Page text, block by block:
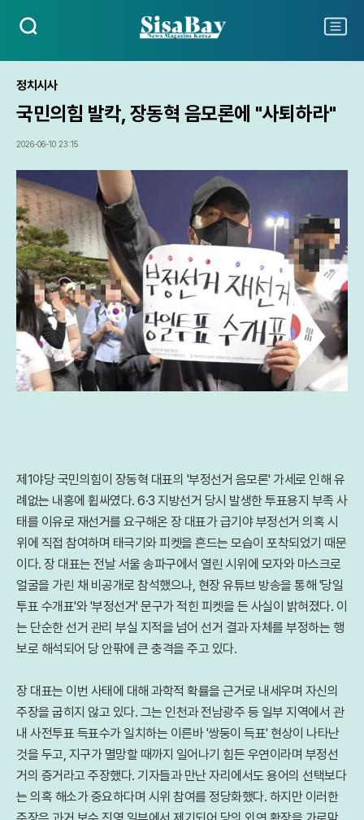
검
주
서
메
기
정치시사
국민의힘 발칵, 장동혁 음모론에 "사퇴하라"
2026-06-10 23:15
제1야당 국민의힘이 장동혁 대표의 '부정선거 음모론' 가세로 인해 유
례없는 내홍에 휩싸였다. 6·3 지방선거 당시 발생한 투표용지 부족 사
태를 이유로 재선거를 요구해온 장 대표가 급기야 부정선거 의혹 시
위에 직접 참여하며 태극기와 피켓을 흔드는 모습이 포착되었기 때문
이다. 장 대표는 전날 서울 송파구에서 열린 시위에 모자와 마스크로
얼굴을 가린 채 비공개로 참석했으나, 현장 유튜브 방송을 통해 '당일
투표 수개표'와 '부정선거' 문구가 적힌 피켓을 든 사실이 밝혀졌다. 이
는 단순한 선거 관리 부실 지적을 넘어 선거 결과 자체를 부정하는 행
보로 해석되어 당 안팎에 큰 충격을 주고 있다.
장 대표는 이번 사태에 대해 과학적 확률을 근거로 내세우며 자신의
주장을 굽히지 않고 있다. 그는 인천과 전남광주 등 일부 지역에서 관
내 사전투표 득표수가 일치하는 이른바 '쌍둥이 득표' 현상이 나타난
것을 두고, 지구가 멸망할 때까지 일어나기 힘든 우연이라며 부정선
거의 증거라고 주장했다. 기자들과 만난 자리에서도 용어의 선택보다
는 의혹 해소가 중요하다며 시위 참여를 정당화했다. 하지만 이러한